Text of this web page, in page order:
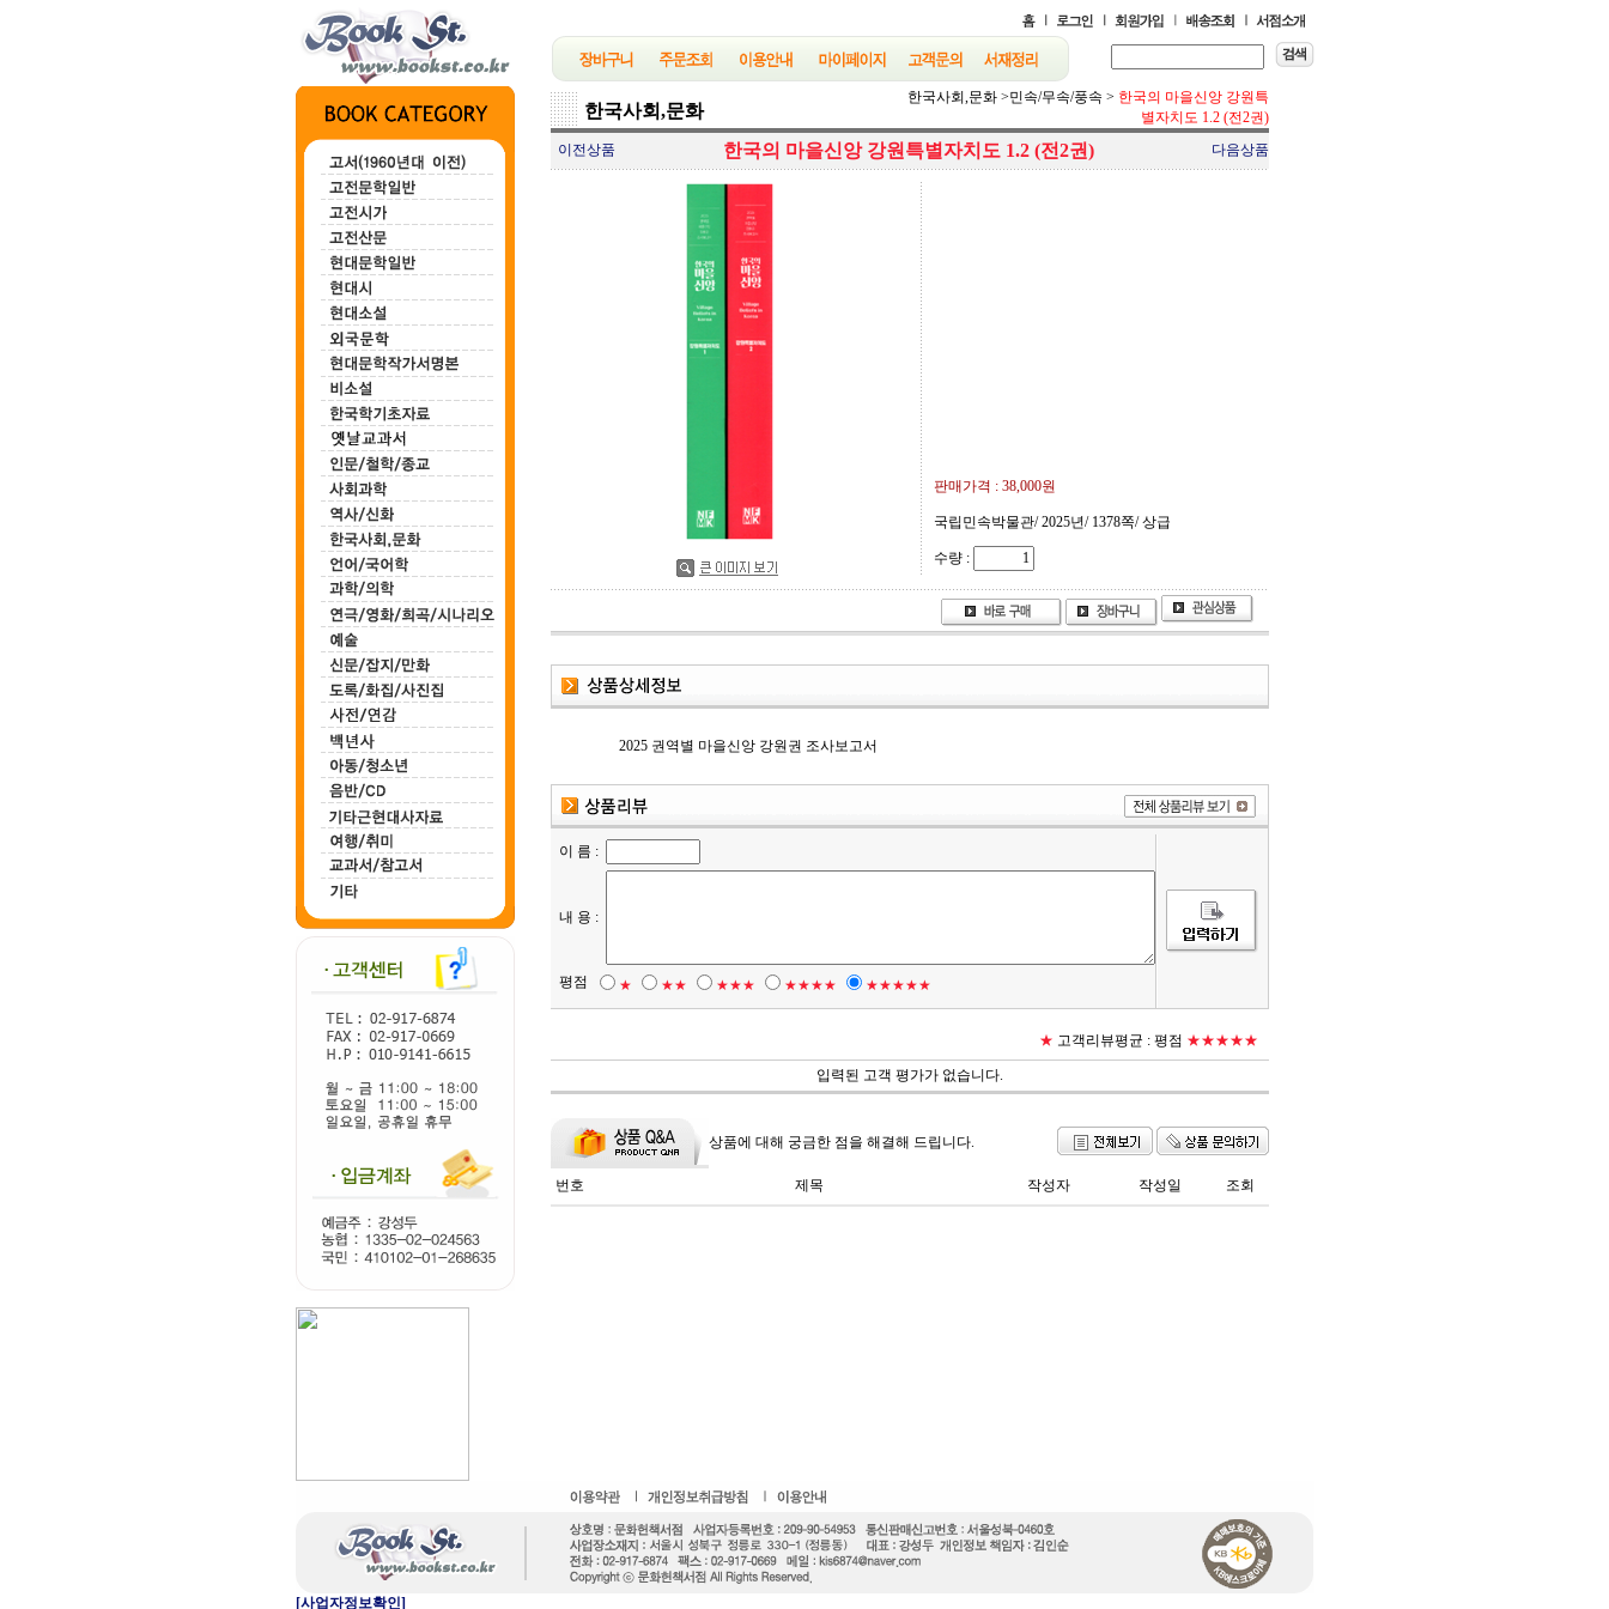
한국사회,문화
한국사회,문화 >민속/무속/풍속 > 한국의 마을신앙 강원특
별자치도 1.2 (전2권)
이전상품
한국의 마을신앙 강원특별자치도 1.2 (전2권) 다음상품
판매가격 : 38,000원
국립민속박물관/ 2025년/ 1378쪽/ 상급
수량 :
2025 권역별 마을신앙 강원권 조사보고서
이 름 :
내 용 :
평점 ★ ★★ ★★★ ★★★★ ★★★★★
★ 고객리뷰평균 : 평점 ★★★★★
입력된 고객 평가가 없습니다.
상품에 대해 궁금한 점을 해결해 드립니다.
번호 제목 작성자 작성일 조회
[사업자정보확인]